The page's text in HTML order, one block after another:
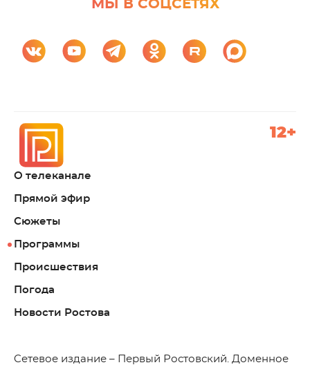
МЫ В СОЦСЕТЯХ
О телеканале
Прямой эфир
Сюжеты
Программы
Происшествия
Погода
Новости Ростова
12+
Cетевое издание – Первый Ростовский. Доменное